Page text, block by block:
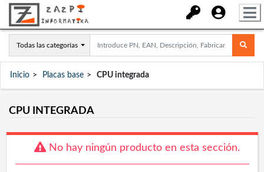
Todas las categorías
Inicio Placas base CPU integrada
CPU INTEGRADA
No hay ningún producto en esta sección.